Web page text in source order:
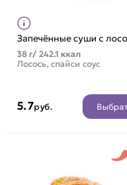
Запечённые суши с
38 г/ 242.1 ккал
Лосось, спайси соус
5.7руб.